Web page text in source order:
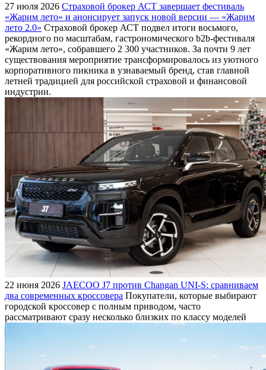
27 июля 2026 Страховой брокер АСТ завершает фестиваль
«Жарим лето» и анонсирует запуск новой версии — «Жарим
лето 2.0» Страховой брокер АСТ подвел итоги восьмого,
рекордного по масштабам, гастрономического b2b-фестиваля
«Жарим лето», собравшего 2 300 участников. За почти 9 лет
существования мероприятие трансформировалось из уютного
корпоративного пикника в узнаваемый бренд, став главной
летней традицией для российской страховой и финансовой
индустрии.
22 июня 2026 JAECOO J7 против Changan UNI-S: сравниваем
два современных кроссовера Покупатели, которые выбирают
городской кроссовер с полным приводом, часто
рассматривают сразу несколько близких по классу моделей